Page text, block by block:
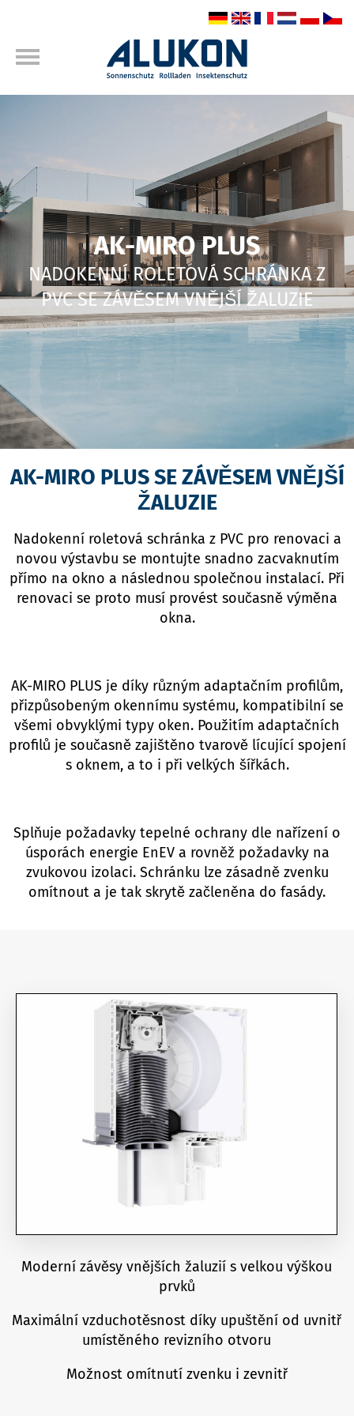
AK-MIRO PLUS
NADOKENNÍ ROLETOVÁ SCHRÁNKA Z
PVC SE ZÁVĚSEM VNĚJŠÍ ŽALUZIE
AK-MIRO PLUS SE ZÁVĚSEM VNĚJŠÍ
ŽALUZIE
Nadokenní roletová schránka z PVC pro renovaci a
novou výstavbu se montujte snadno zacvaknutím
přímo na okno a následnou společnou instalací. Při
renovaci se proto musí provést současně výměna
okna.
AK-MIRO PLUS je díky různým adaptačním profilům,
přizpůsobeným okennímu systému, kompatibilní se
všemi obvyklými typy oken. Použitím adaptačních
profilů je současně zajištěno tvarově lícující spojení
s oknem, a to i při velkých šířkách.
Splňuje požadavky tepelné ochrany dle nařízení o
úsporách energie EnEV a rovněž požadavky na
zvukovou izolaci. Schránku lze zásadně zvenku
omítnout a je tak skrytě začleněna do fasády.
Moderní závěsy vnějších žaluzií s velkou výškou
prvků
Maximální vzduchotěsnost díky upuštění od uvnitř
umístěného revizního otvoru
Možnost omítnutí zvenku i zevnitř